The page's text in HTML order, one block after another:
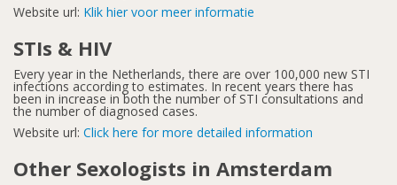
Website url: Klik hier voor meer informatie
STIs & HIV
Every year in the Netherlands, there are over 100,000 new STI
infections according to estimates. In recent years there has
been in increase in both the number of STI consultations and
the number of diagnosed cases.
Website url: Click here for more detailed information
Other Sexologists in Amsterdam